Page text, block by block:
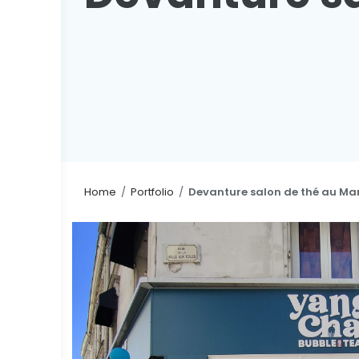
Home / Portfolio / Devanture salon de thé au